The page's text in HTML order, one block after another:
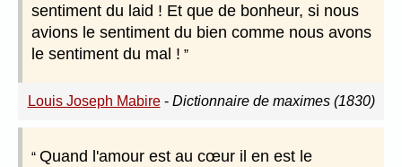
sentiment du laid ! Et que de bonheur, si nous
avions le sentiment du bien comme nous avons
le sentiment du mal !
Louis Joseph Mabire- Dictionnaire de maximes (1830)
Quand l'amour est au cœur il en est le